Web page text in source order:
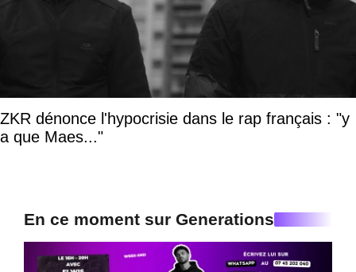
ZKR dénonce l'hypocrisie dans le rap français : "y
a que Maes..."
En ce moment sur Generations